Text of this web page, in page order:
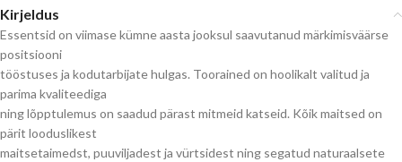
Kirjeldus
Essentsid on viimase kümne aasta jooksul saavutanud märkimisväärse
positsiooni
tööstuses ja kodutarbijate hulgas. Toorained on hoolikalt valitud ja
parima kvaliteediga
ning lõpptulemus on saadud pärast mitmeid katseid. Kõik maitsed on
pärit looduslikest
maitsetaimedst, puuviljadest ja vürtsidest ning segatud naturaalsete